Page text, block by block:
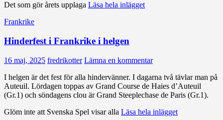
Det som gör årets upplaga Läsa hela inlägget
Frankrike
Hinderfest i Frankrike i helgen
16 maj, 2025 fredrikotter Lämna en kommentar
I helgen är det fest för alla hindervänner. I dagarna två tävlar man på
Auteuil. Lördagen toppas av Grand Course de Haies d’Auteuil
(Gr.1) och söndagens clou är Grand Steeplechase de Paris (Gr.1).
Glöm inte att Svenska Spel visar alla Läsa hela inlägget